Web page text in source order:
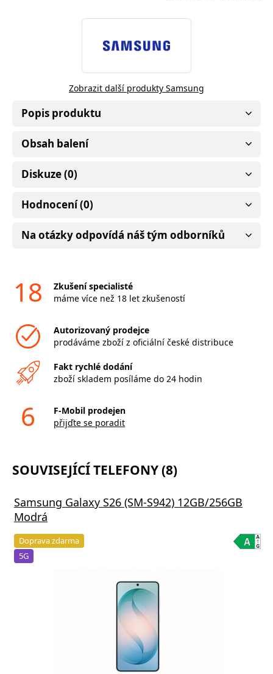
Zobrazit další produkty Samsung
Popis produktu
Obsah balení
Diskuze (0)
Hodnocení (0)
Na otázky odpovídá náš tým odborníků
18
Zkušení specialisté
máme více než 18 let zkušeností
Autorizovaný prodejce
prodáváme zboží z oficiální české distribuce
Fakt rychlé dodání
zboží skladem posíláme do 24 hodin
6
F-Mobil prodejen
přijďte se poradit
SOUVISEJÍCÍ TELEFONY (8)
Samsung Galaxy S26 (SM-S942) 12GB/256GB
Modrá
Doprava zdarma
5G